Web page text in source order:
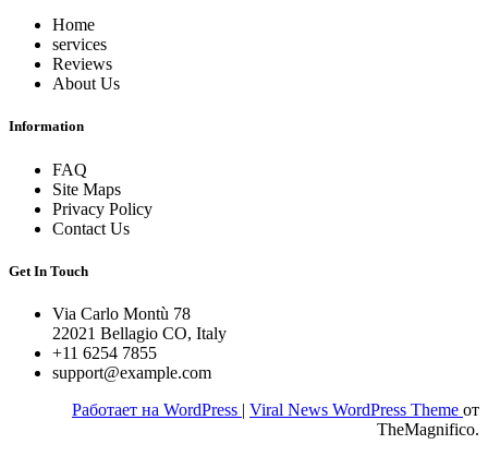
Home
services
Reviews
About Us
Information
FAQ
Site Maps
Privacy Policy
Contact Us
Get In Touch
Via Carlo Montù 78
22021 Bellagio CO, Italy
+11 6254 7855
support@example.com
Работает на WordPress | Viral News WordPress Theme от
TheMagnifico.